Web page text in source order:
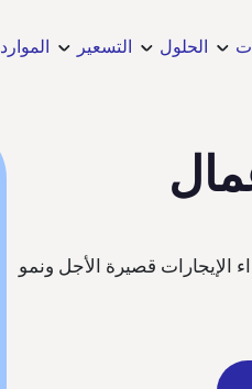
الحلول التسعير الموارد
الإيجارات قصيرة الأجل ونمو